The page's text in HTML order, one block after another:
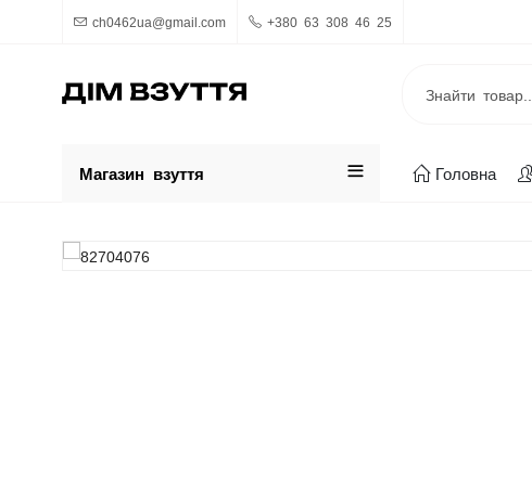
ch0462ua@gmail.com +380 63 308 46 25
Магазин взуття Головна